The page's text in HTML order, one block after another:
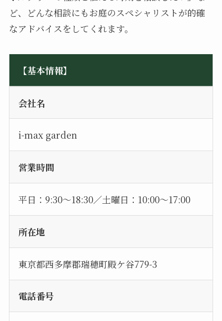
ど、どんな相談にもお庭のスペシャリストが的確
なアドバイスをしてくれます。
【基本情報】
会社名
i-max garden
営業時間
平日：9:30～18:30／土曜日：10:00～17:00
所在地
東京都西多摩郡瑞穂町殿ケ谷779-3
電話番号